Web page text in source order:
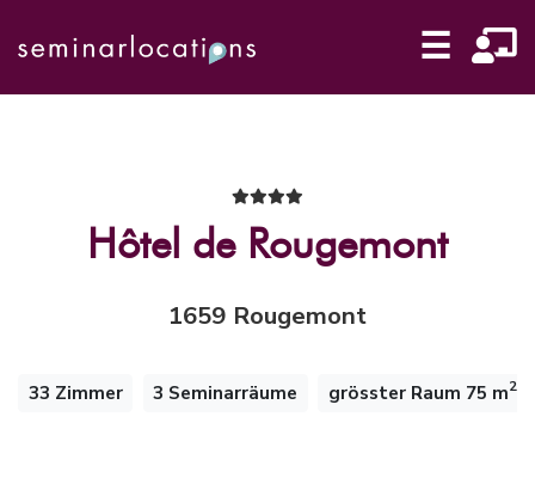
☰
Hôtel de Rougemont
1659 Rougemont
33 Zimmer 3 Seminarräume grösster Raum 75 m2